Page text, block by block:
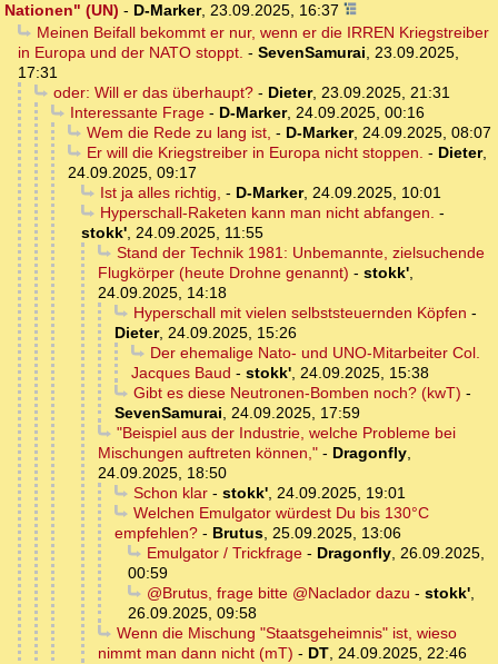
Nationen" (UN) - D-Marker, 23.09.2025, 16:37
Meinen Beifall bekommt er nur, wenn er die IRREN Kriegstreiber
in Europa und der NATO stoppt. - SevenSamurai, 23.09.2025,
17:31
oder: Will er das überhaupt?- Dieter, 23.09.2025, 21:31
Interessante Frage- D-Marker, 24.09.2025, 00:16
Wem die Rede zu lang ist, - D-Marker, 24.09.2025, 08:07
Er will die Kriegstreiber in Europa nicht stoppen. - Dieter,
24.09.2025, 09:17
Ist ja alles richtig, - D-Marker, 24.09.2025, 10:01
Hyperschall-Raketen kann man nicht abfangen. -
stokk', 24.09.2025, 11:55
Stand der Technik 1981: Unbemannte, zielsuchende
Flugkörper (heute Drohne genannt) - stokk',
24.09.2025, 14:18
Hyperschall mit vielen selbststeuernden Köpfen -
Dieter, 24.09.2025, 15:26
Der ehemalige Nato- und UNO-Mitarbeiter Col.
Jacques Baud - stokk', 24.09.2025, 15:38
Gibt es diese Neutronen-Bomben noch? (kwT) -
SevenSamurai, 24.09.2025, 17:59
"Beispiel aus der Industrie, welche Probleme bei
Mischungen auftreten können," - Dragonfly,
24.09.2025, 18:50
Schon klar- stokk', 24.09.2025, 19:01
Welchen Emulgator würdest Du bis 130°C
empfehlen? - Brutus, 25.09.2025, 13:06
Emulgator / Trickfrage- Dragonfly, 26.09.2025,
00:59
@Brutus, frage bitte @Naclador dazu - stokk',
26.09.2025, 09:58
Wenn die Mischung "Staatsgeheimnis" ist, wieso
nimmt man dann nicht (mT) - DT, 24.09.2025, 22:46